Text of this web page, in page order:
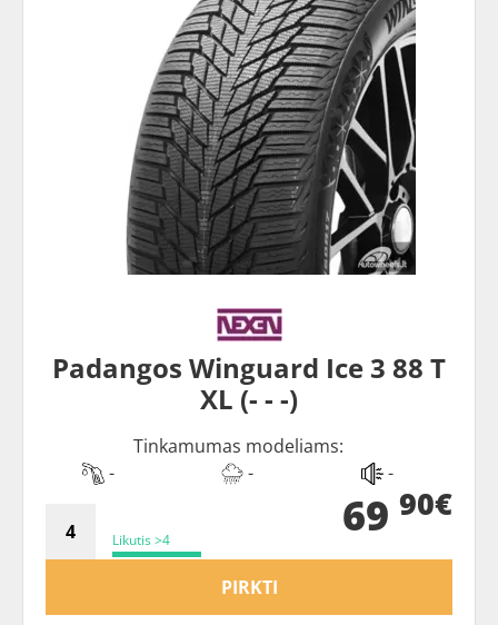
Padangos Winguard Ice 3 88 T
XL (- - -)
Tinkamumas modeliams:
-
- -
Likutis >4 69 90€
PIRKTI